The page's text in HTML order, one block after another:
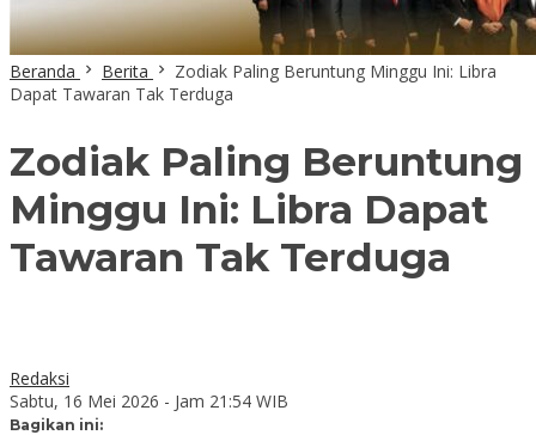
Beranda Berita
Zodiak Paling Beruntung Minggu Ini: Libra
Dapat Tawaran Tak Terduga
Zodiak Paling Beruntung
Minggu Ini: Libra Dapat
Tawaran Tak Terduga
Redaksi
Sabtu, 16 Mei 2026 - Jam 21:54 WIB
Bagikan ini: